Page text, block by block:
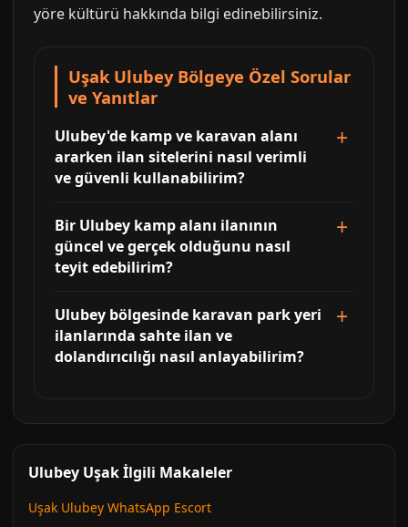
yöre kültürü hakkında bilgi edinebilirsiniz.
Uşak Ulubey Bölgeye Özel Sorular
ve Yanıtlar
Ulubey'de kamp ve karavan alanı
ararken ilan sitelerini nasıl verimli
ve güvenli kullanabilirim?
Bir Ulubey kamp alanı ilanının
güncel ve gerçek olduğunu nasıl
teyit edebilirim?
Ulubey bölgesinde karavan park yeri
ilanlarında sahte ilan ve
dolandırıcılığı nasıl anlayabilirim?
Ulubey Uşak İlgili Makaleler
Uşak Ulubey WhatsApp Escort